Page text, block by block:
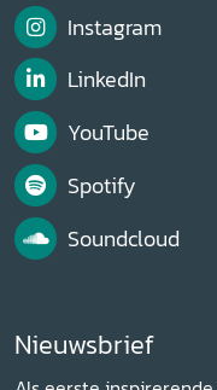
Instagram
LinkedIn
YouTube
Spotify
Soundcloud
Nieuwsbrief